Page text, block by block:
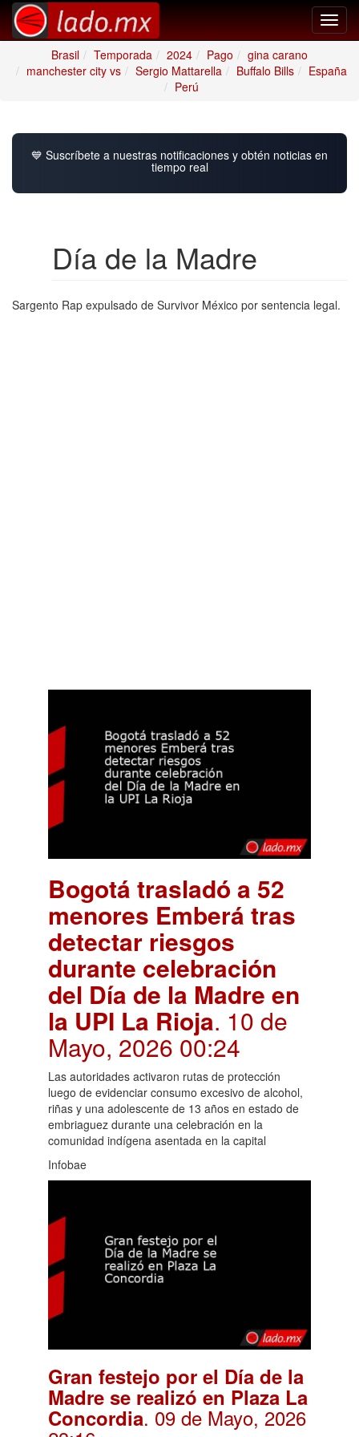
Brasil
Temporada 2024 Pago
gina carano
manchester city vs
Sergio Mattarella Buffalo Bills
España
Perú
💙 Suscríbete a nuestras notificaciones y obtén noticias en
tiempo real
Día de la Madre
Sargento Rap expulsado de Survivor México por sentencia legal.
Bogotá trasladó a 52
menores Emberá tras
detectar riesgos
durante celebración
del Día de la Madre en
la UPI La Rioja. 10 de
Mayo, 2026 00:24
Las autoridades activaron rutas de protección
luego de evidenciar consumo excesivo de alcohol,
riñas y una adolescente de 13 años en estado de
embriaguez durante una celebración en la
comunidad indígena asentada en la capital
Infobae
Gran festejo por el Día de la
Madre se realizó en Plaza La
Concordia. 09 de Mayo, 2026